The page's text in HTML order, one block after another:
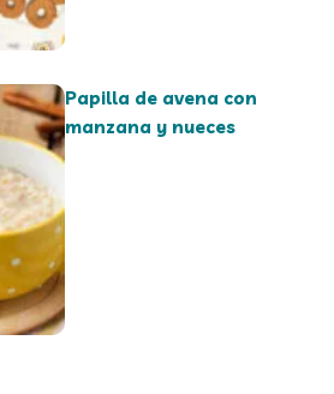
Papilla de avena con
manzana y nueces